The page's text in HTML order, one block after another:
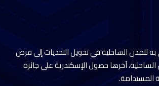
للمدن الساحلية في تحويل التحديات إلى فرص
آخرها حصول الإسكندرية على جائزة
المستدامة.